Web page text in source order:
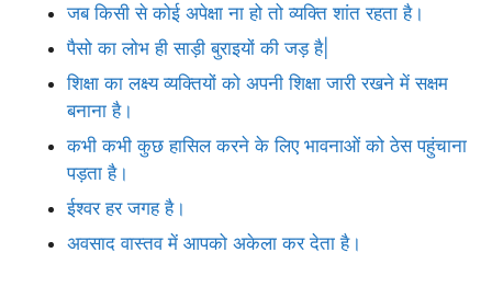
जब किसी से कोई अपेक्षा ना हो तो व्यक्ति शांत रहता है।
पैसो का लोभ ही साड़ी बुराइयों की जड़ है|
शिक्षा का लक्ष्य व्यक्तियों को अपनी शिक्षा जारी रखने में सक्षम
बनाना है।
कभी कभी कुछ हासिल करने के लिए भावनाओं को ठेस पहुंचाना
पड़ता है।
ईश्वर हर जगह है।
अवसाद वास्तव में आपको अकेला कर देता है।